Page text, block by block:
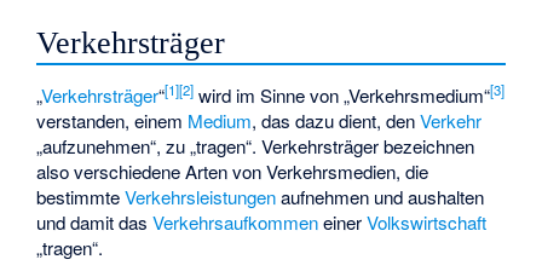
Verkehrsträger
„Verkehrsträger“[1][2] wird im Sinne von „Verkehrsmedium“[3]
verstanden, einem Medium, das dazu dient, denVerkehr
„aufzunehmen“, zu „tragen“. Verkehrsträger bezeichnen
also verschiedene Arten von Verkehrsmedien, die
bestimmteVerkehrsleistungenaufnehmen und aushalten
und damit dasVerkehrsaufkommeneinerVolkswirtschaft
„tragen“.